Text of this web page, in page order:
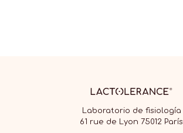
Laboratorio de fisiología
61 rue de Lyon 75012 París